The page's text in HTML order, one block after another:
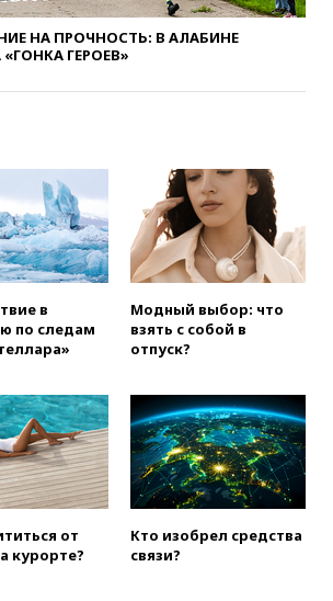
экстремизма
вчера, 20:20Суд США
постановил остановить
санкций против России и
вчера, 20:00СК возбудил дело
против журналистки Катерины
Гордеевой о фейках о ВС
России
вчера, 19:45ISU предоставил
нейтральный статус
фигуристкам Валиевой и
вчера, 19:35Зеленский
впервые совершил
официальный визит в Сербию
вчера, 19:19Россиянка
погибла во Французских
вчера, 19:00 Открытое
НА ПРОЧНОСТЬ: В АЛАБИНЕ
ГЕРОЕВ»
в
по следам
Модный выбор: что
взять с собой в
отпуск?
от
курорте?
Кто изобрел средства
связи?